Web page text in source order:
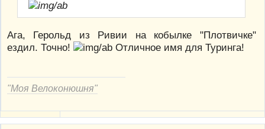
Ага, Герольд из Ривии на кобылке "Плотвичке"
ездил. Точно!
Отличное имя для Туринга!
"Моя Велоконюшня"